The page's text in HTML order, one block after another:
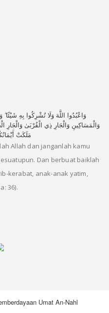
وَاعْبُدُوا اللَّهَ وَلَا تُشْرِكُوا بِهِ شَيْئًا
وَالْمَسَاكِينِ وَالْجَارِ ذِي الْقُرْبَىٰ وَالْجَارِ
مَلَكَتْ
Allah dan janganlah kamu
Dan berbuat baiklah
kerabat, anak-anak yatim,
36).
Umat An-Nahl